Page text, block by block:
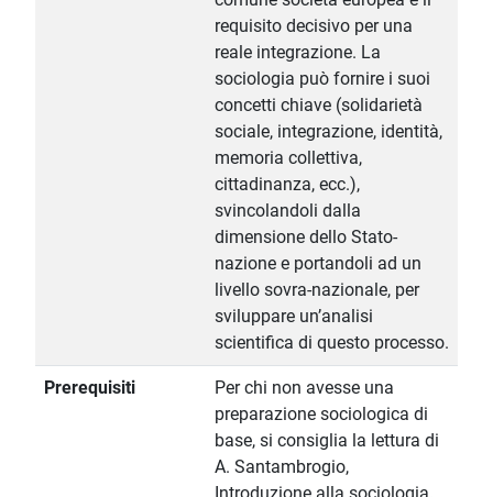
requisito decisivo per una
reale integrazione. La
sociologia può fornire i suoi
concetti chiave (solidarietà
sociale, integrazione, identità,
memoria collettiva,
cittadinanza, ecc.),
svincolandoli dalla
dimensione dello Stato-
nazione e portandoli ad un
livello sovra-nazionale, per
sviluppare un’analisi
scientifica di questo processo.
Prerequisiti
Per chi non avesse una
preparazione sociologica di
base, si consiglia la lettura di
A. Santambrogio,